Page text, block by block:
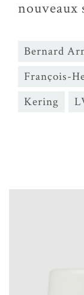
nouveaux
Bernard
François-
Kering